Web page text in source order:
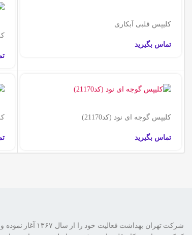
کلیپس قلبی آبکاری
تماس بگیرید
کلیپس گوجه ای نود (کد21170)
تماس بگیرید
شرکت تهران بهداشت فعالیت خود را